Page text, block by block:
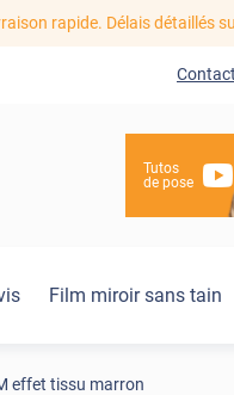
rapide. Délais détaillés
Tutos
de pose
Film miroir sans tain
effet tissu marron